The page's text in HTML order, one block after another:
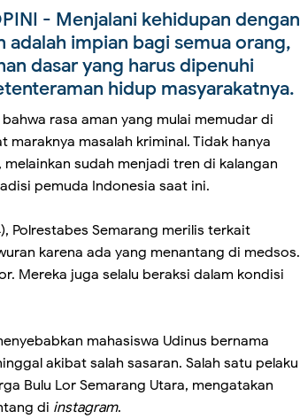
- Menjalani kehidupan dengan
adalah impian bagi semua orang,
dasar yang harus dipenuhi
hidup masyarakatnya.
rasa aman yang mulai memudar di
masalah kriminal. Tidak hanya
sudah menjadi tren di kalangan
pemuda Indonesia saat ini.
Polrestabes Semarang merilis terkait
karena ada yang menantang di medsos.
Mereka juga selalu beraksi dalam kondisi
mahasiswa Udinus bernama
akibat salah sasaran. Salah satu pelaku
Bulu Lor Semarang Utara, mengatakan
di instagram.